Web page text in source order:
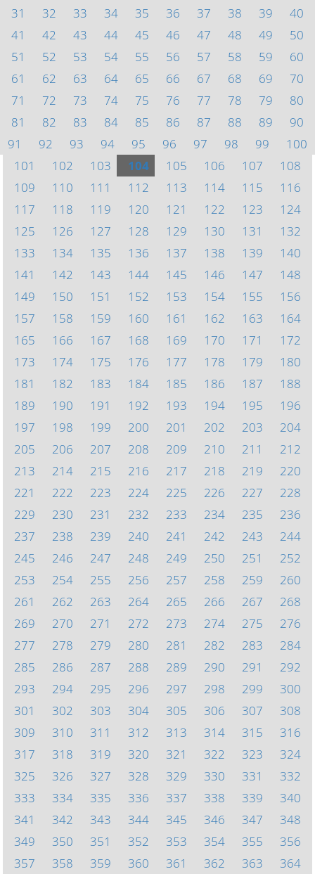
31
32 33 34 35 36 37 38 39
40
41
42 43 44 45 46 47 48 49
50
51
52 53 54 55 56 57 58 59
60
61
62 63 64 65 66 67 68 69
70
71
72 73 74 75 76 77 78 79
80
81
82 83 84 85 86 87 88 89
90
91
92 93 94 95 96 97 98 99
100
101
102 103 104 105 106 107
108
109
110 111 112 113 114 115
116
117
118 119 120 121 122 123
124
125
126 127 128 129 130 131
132
133
134 135 136 137 138 139
140
141
142 143 144 145 146 147
148
149
150 151 152 153 154 155
156
157
158 159 160 161 162 163
164
165
166 167 168 169 170 171
172
173
174 175 176 177 178 179
180
181
182 183 184 185 186 187
188
189
190 191 192 193 194 195
196
197
198 199 200 201 202 203
204
205
206 207 208 209 210 211
212
213
214 215 216 217 218 219
220
221
222 223 224 225 226 227
228
229
230 231 232 233 234 235
236
237
238 239 240 241 242 243
244
245
246 247 248 249 250 251
252
253
254 255 256 257 258 259
260
261
262 263 264 265 266 267
268
269
270 271 272 273 274 275
276
277
278 279 280 281 282 283
284
285
286 287 288 289 290 291
292
293
294 295 296 297 298 299
300
301
302 303 304 305 306 307
308
309
310 311 312 313 314 315
316
317
318 319 320 321 322 323
324
325
326 327 328 329 330 331
332
333
334 335 336 337 338 339
340
341
342 343 344 345 346 347
348
349
350 351 352 353 354 355
356
357
358 359 360 361 362 363 364